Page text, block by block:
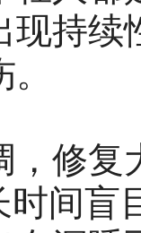
现持
，修复
时间盲